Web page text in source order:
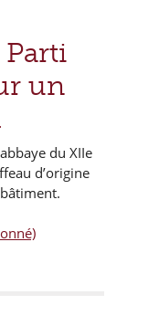
un
du XIIe
d’origine